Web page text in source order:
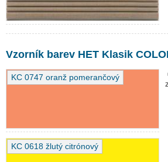
Vzorník barev HET Klasik
KC 0747 oranž pomerančový
KC 0618 žlutý citrónový